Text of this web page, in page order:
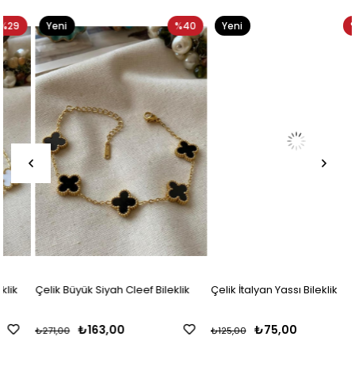
Çelik Büyük Siyah Cleef Bileklik
₺163,00
₺271,00
%40
Yeni
Ürün
Çelik İtalyan Yassı Bileklik
₺75,00
₺125,00
Yeni
Ürün